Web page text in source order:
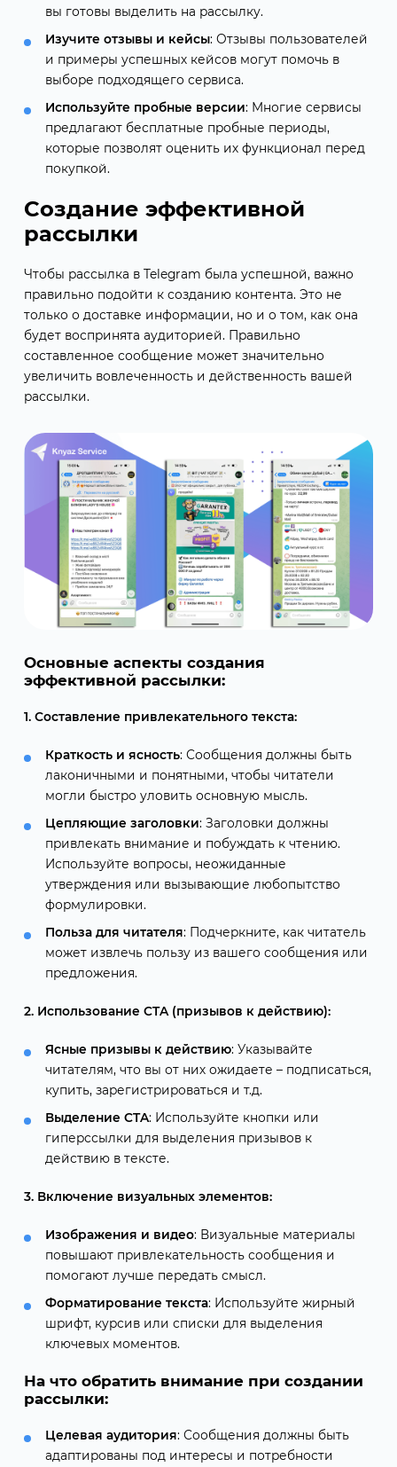
вы готовы выделить на рассылку.
Изучите отзывы и кейсы: Отзывы пользователей
и примеры успешных кейсов могут помочь в
выборе подходящего сервиса.
Используйте пробные версии: Многие сервисы
предлагают бесплатные пробные периоды,
которые позволят оценить их функционал перед
покупкой.
Создание эффективной
рассылки
Чтобы рассылка в Telegram была успешной, важно
правильно подойти к созданию контента. Это не
только о доставке информации, но и о том, как она
будет воспринята аудиторией. Правильно
составленное сообщение может значительно
увеличить вовлеченность и действенность вашей
рассылки.
Основные аспекты создания
эффективной рассылки:
1. Составление привлекательного текста:
Краткость и ясность: Сообщения должны быть
лаконичными и понятными, чтобы читатели
могли быстро уловить основную мысль.
Цепляющие заголовки: Заголовки должны
привлекать внимание и побуждать к чтению.
Используйте вопросы, неожиданные
утверждения или вызывающие любопытство
формулировки.
Польза для читателя: Подчеркните, как читатель
может извлечь пользу из вашего сообщения или
предложения.
2. Использование CTA (призывов к действию):
Ясные призывы к действию: Указывайте
читателям, что вы от них ожидаете – подписаться,
купить, зарегистрироваться и т.д.
Выделение CTA: Используйте кнопки или
гиперссылки для выделения призывов к
действию в тексте.
3. Включение визуальных элементов:
Изображения и видео: Визуальные материалы
повышают привлекательность сообщения и
помогают лучше передать смысл.
Форматирование текста: Используйте жирный
шрифт, курсив или списки для выделения
ключевых моментов.
На что обратить внимание при создании
рассылки:
Целевая аудитория: Сообщения должны быть
адаптированы под интересы и потребности